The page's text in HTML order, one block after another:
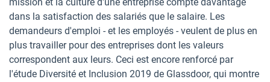
mission et la culture d'une entreprise compte davantage
dans la satisfaction des salariés que le salaire. Les
demandeurs d'emploi - et les employés - veulent de plus en
plus travailler pour des entreprises dont les valeurs
correspondent aux leurs. Ceci est encore renforcé par
l'étude Diversité et Inclusion 2019 de Glassdoor, qui montre